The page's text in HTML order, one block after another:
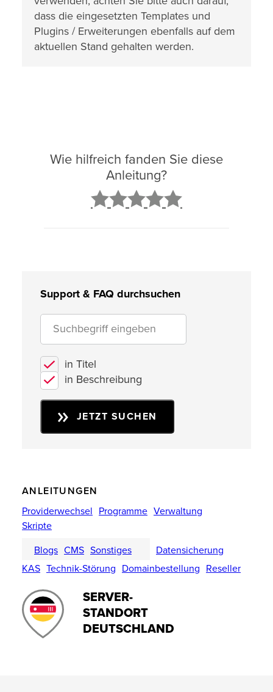
dass die eingesetzten Templates und
Plugins / Erweiterungen ebenfalls auf dem
aktuellen Stand gehalten werden.
Wie hilfreich fanden Sie diese
Anleitung?
Support & FAQ durchsuchen
in Titel
in Beschreibung
JETZT SUCHEN
ANLEITUNGEN
Providerwechsel Programme Verwaltung
Skripte
Blogs CMS Sonstiges
Datensicherung
KAS Technik-Störung Domainbestellung Reseller
SERVER-
STANDORT
DEUTSCHLAND